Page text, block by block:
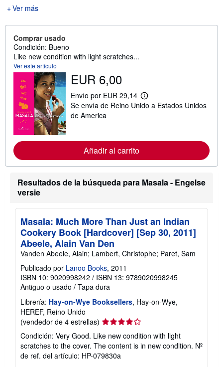
Ver más
Comprar usado
Condición: Bueno
Like new condition with light scratches...
Ver este artículo
EUR 6,00
Envío por EUR 29,14
M
á
o
m
a
i
o
b
r
e
s
r
a
s
n
v
Se envía de Reino Unido a Estados Unidos
de America
Añadir al carrito
Resultados de la búsqueda para Masala - Engelse
versie
Masala: Much More Than Just an Indian
Cookery Book [Hardcover] [Sep 30, 2011]
Abeele, Alain Van Den
Vanden Abeele, Alain; Lambert, Christophe; Paret, Sam
Publicado por Lanoo Books, 2011
ISBN 10: 9020998242 / ISBN 13: 9789020998245
Antiguo o usado / Tapa dura
Librería: Hay-on-Wye Booksellers, Hay-on-Wye,
HEREF, Reino Unido
(vendedor de 4 estrellas) Calificación
vendedor:
4
de
Condición: Very Good. Like new condition with light
scratches to the cover. The content is in new condition. Nº
de ref. del artículo: HP-079830a